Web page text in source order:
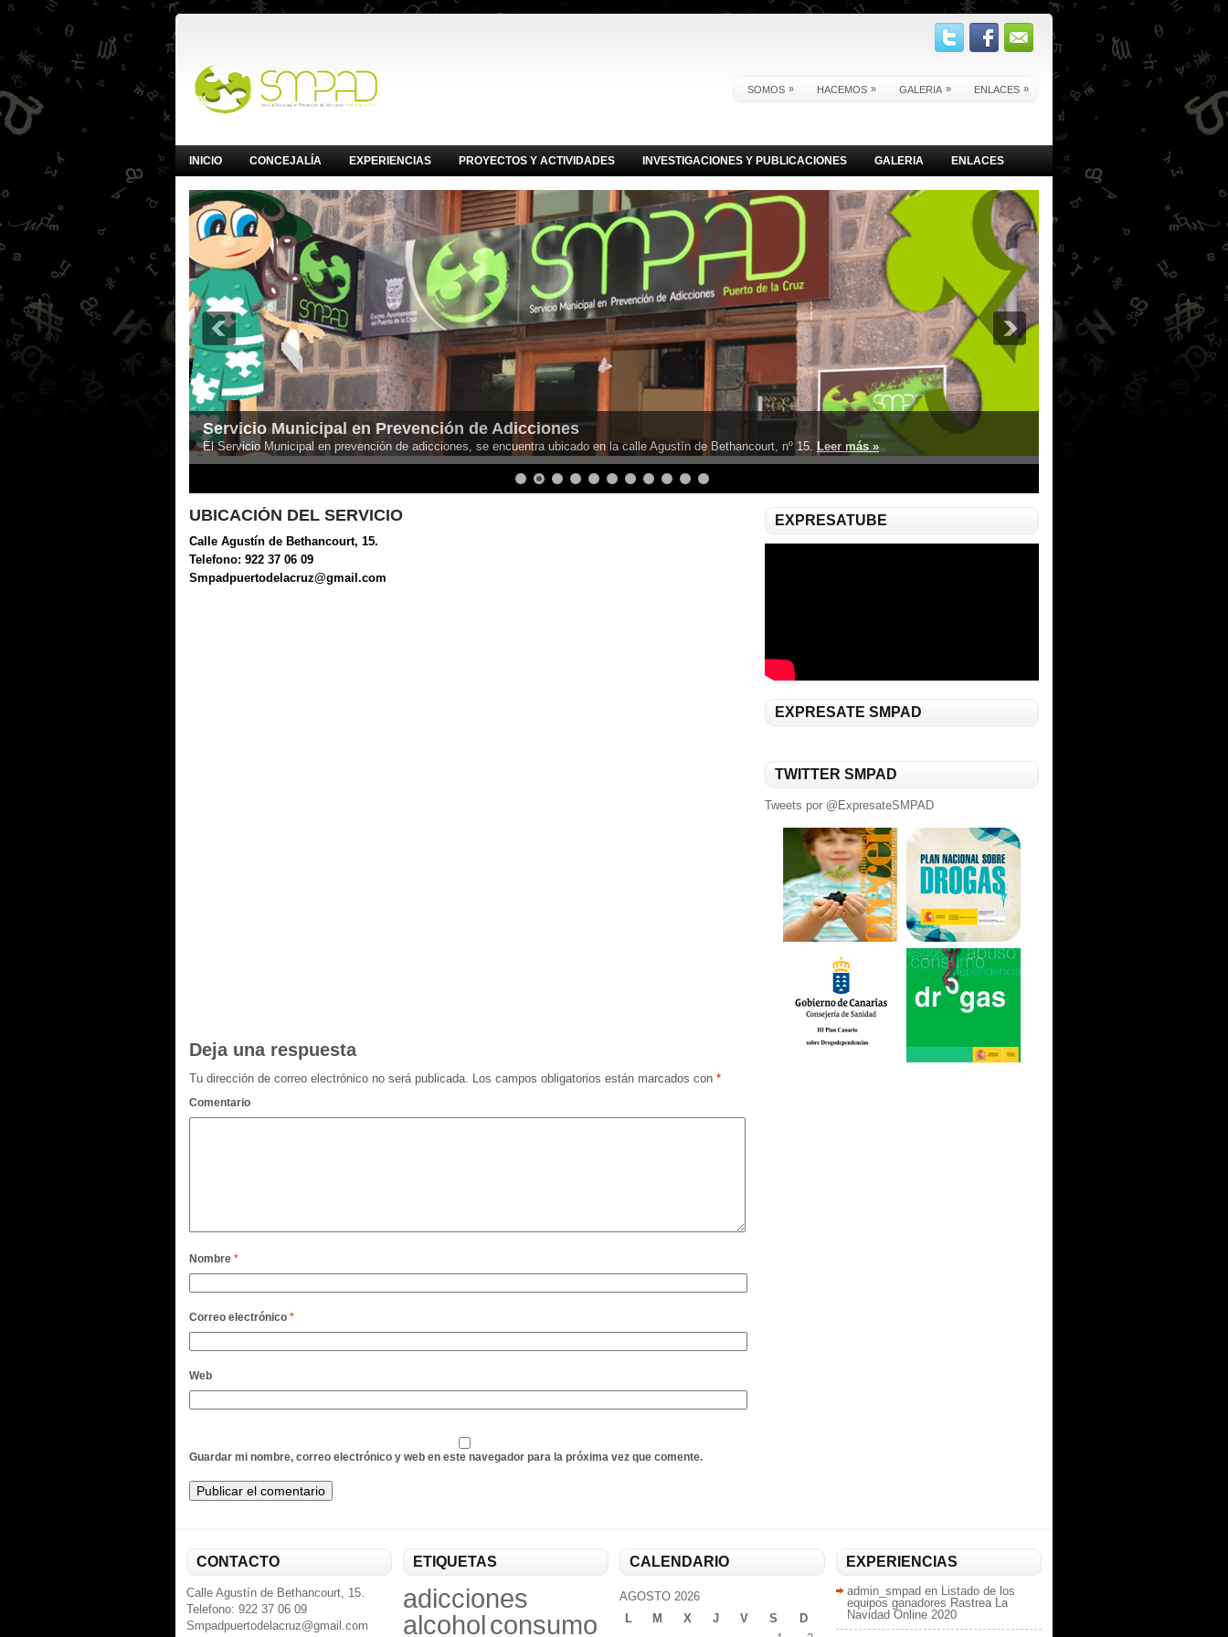
SOMOS » HACEMOS » GALERIA » ENLACES »
INICIO CONCEJALÍA EXPERIENCIAS PROYECTOS Y ACTIVIDADES INVESTIGACIONES Y PUBLICACIONES GALERIA ENLACES
Servicio Municipal en Prevención de Adicciones
El Servicio Municipal en prevención de adicciones, se encuentra ubicado en la calle Agustín de Bethancourt, nº 15. Leer más »
UBICACIÓN DEL SERVICIO
Calle Agustín de Bethancourt, 15.
Telefono: 922 37 06 09
Smpadpuertodelacruz@gmail.com
Deja una respuesta
Tu dirección de correo electrónico no será publicada. Los campos obligatorios están marcados con *
Comentario
Nombre *
Correo electrónico *
Web
Guardar mi nombre, correo electrónico y web en este navegador para la próxima vez que comente.
EXPRESATUBE
EXPRESATE SMPAD
TWITTER SMPAD
Tweets por @ExpresateSMPAD
CONTACTO
Calle Agustín de Bethancourt, 15.
Telefono: 922 37 06 09
Smpadpuertodelacruz@gmail.com
ETIQUETAS
adicciones
alcoholconsumo
CALENDARIO
AGOSTO 2026
L
M X J V S
D
EXPERIENCIAS
admin_smpad en Listado de los
equipos ganadores Rastrea La
Navidad Online 2020